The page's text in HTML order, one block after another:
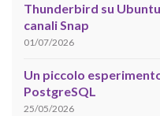
Thunderbird su
canali Snap
01/07/2026
Un piccolo
PostgreSQL
25/05/2026